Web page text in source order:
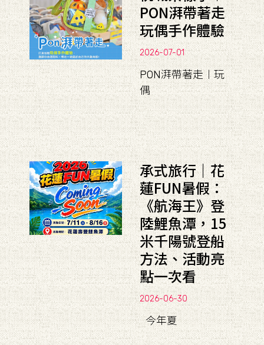
PON湃帶著走
玩偶手作體驗
2026-07-01
PON湃帶著走︱玩
偶
承式旅行｜花
蓮FUN暑假：
《航海王》登
陸鯉魚潭，15
米千陽號登船
方法、活動亮
點一次看
2026-06-30
今年夏